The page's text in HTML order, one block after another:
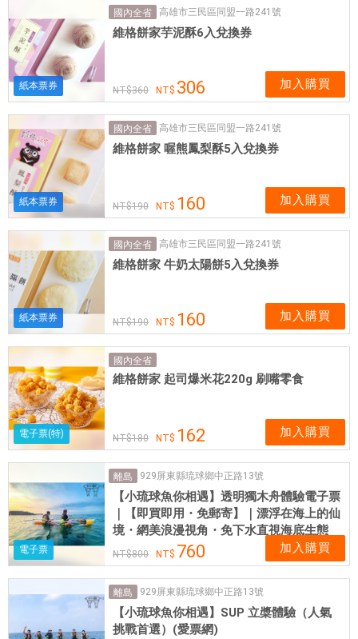
紙本票券
國內全省 高雄市三民區同盟一路241號
維格餅家芋泥酥6入兌換券
360 306 加入購買
紙本票券
國內全省 高雄市三民區同盟一路241號
維格餅家 喔熊鳳梨酥5入兌換券
190 160 加入購買
紙本票券
國內全省 高雄市三民區同盟一路241號
維格餅家 牛奶太陽餅5入兌換券
190 160 加入購買
電子票(特)
國內全省
維格餅家 起司爆米花220g 刷嘴零食
180 162 加入購買
電子票
離島 929屏東縣琉球鄉中正路13號
【小琉球魚你相遇】透明獨木舟體驗電子票
｜【即買即用・免郵寄】｜漂浮在海上的仙
境・網美浪漫視角・免下水直視海底生態
800 760 加入購買
離島 929屏東縣琉球鄉中正路13號
【小琉球魚你相遇】SUP 立槳體驗（人氣
挑戰首選）(愛票網)